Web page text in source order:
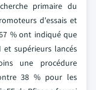
primaire du
d'essais et
% ont indiqué que
supérieurs lancés
une procédure
38 % pour les